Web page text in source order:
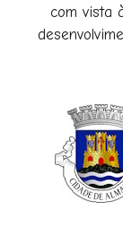
com vista